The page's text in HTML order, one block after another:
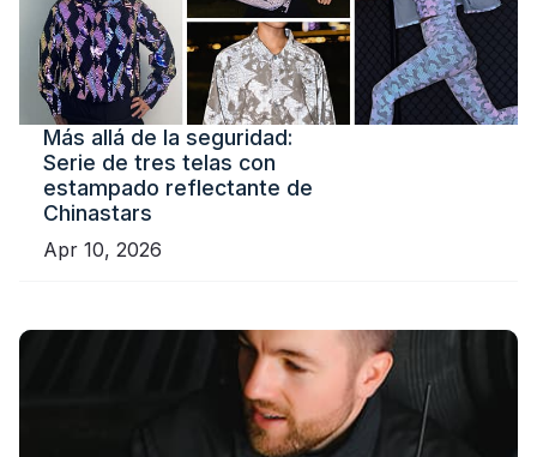
Más allá de la seguridad:
Serie de tres telas con
estampado reflectante de
Chinastars
Apr 10, 2026